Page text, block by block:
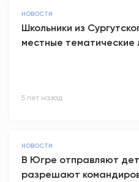
НОВОСТИ
Школьники из
местные тематические
5 лет назад
НОВОСТИ
В Югре отправляют
разрешают